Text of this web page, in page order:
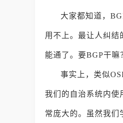
大家都知道，
用不上。最让人纠结
能通了。要BGP干嘛
事实上，类似
我们的自治系统内使
常庞大的。虽然我